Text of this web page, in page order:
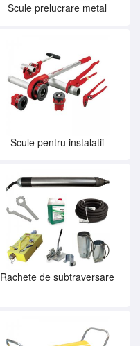
Scule prelucrare metal
Scule pentru instalatii
Rachete de subtraversare